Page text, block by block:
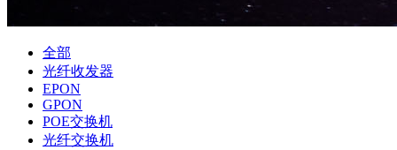
全部
光纤收发器
EPON
GPON
POE交换机
光纤交换机